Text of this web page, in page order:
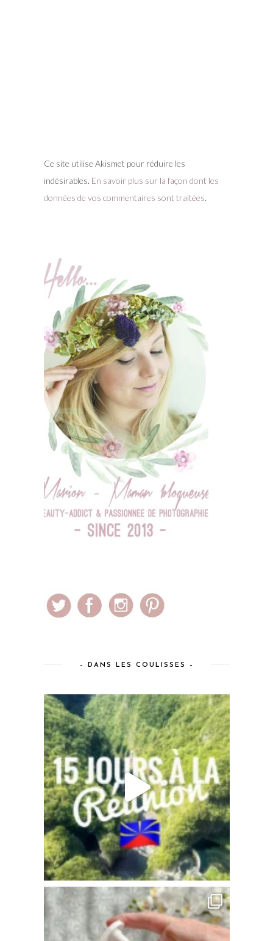
Ce site utilise Akismet pour réduire les
indésirables. En savoir plus sur la façon dont les
données de vos commentaires sont traitées.
– DANS LES COULISSES –